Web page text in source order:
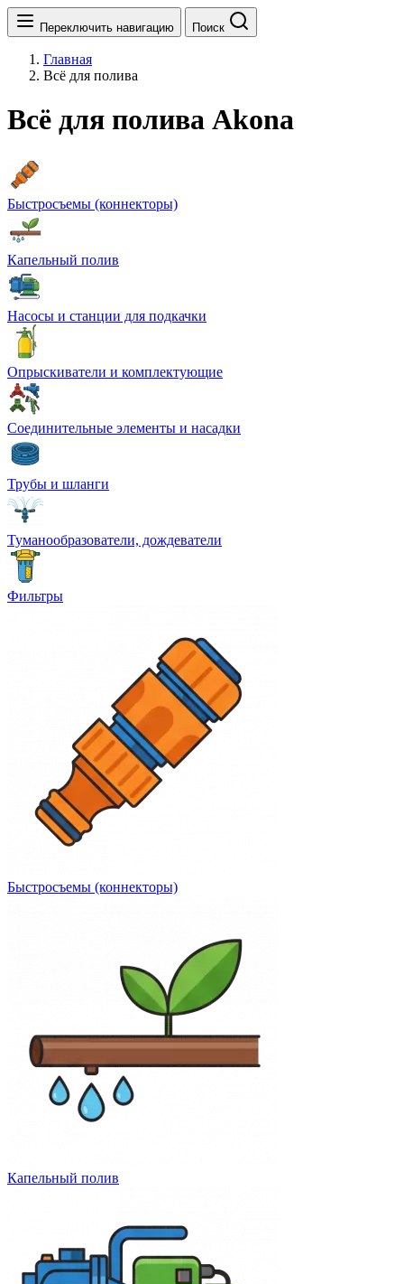
Переключить навигацию Поиск
Главная
Всё для полива
Всё для полива Akona
Быстросъемы (коннекторы)
Капельный полив
Насосы и станции для подкачки
Опрыскиватели и комплектующие
Соединительные элементы и насадки
Трубы и шланги
Туманообразователи, дождеватели
Фильтры
Быстросъемы (коннекторы)
Капельный полив